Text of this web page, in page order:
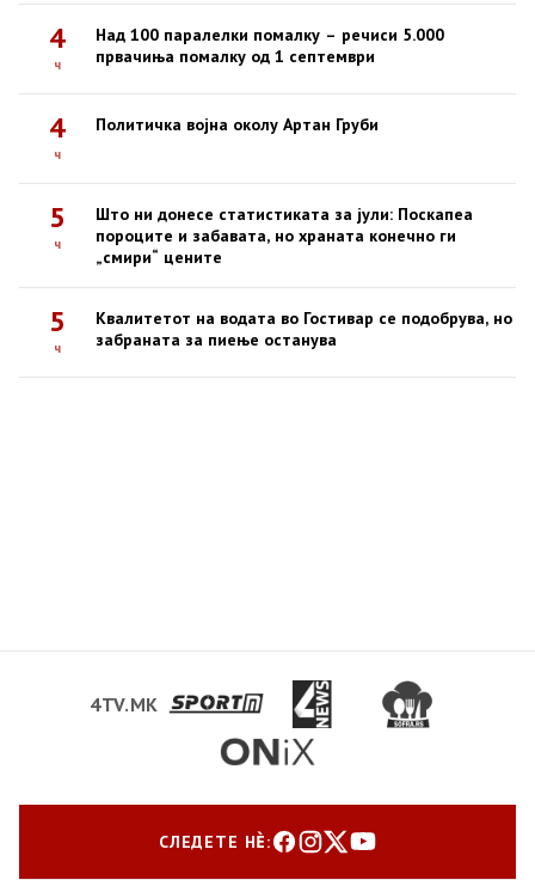
4
ч
Над 100 паралелки помалку – речиси 5.000
првачиња помалку од 1 септември
4
ч
Политичка војна околу Артан Груби
5
ч
Што ни донесе статистиката за јули: Поскапеа
пороците и забавата, но храната конечно ги
„смири“ цените
5
ч
Квалитетот на водата во Гостивар се подобрува, но
забраната за пиење останува
4TV.MK
СЛЕДЕТЕ НЀ: